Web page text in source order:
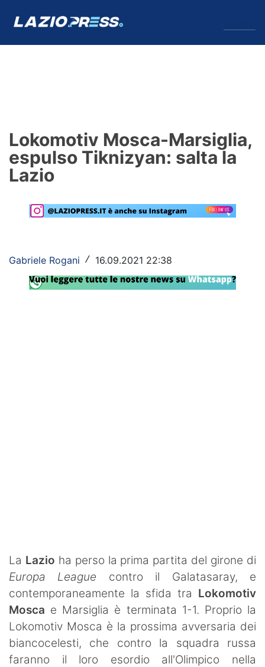
Formello
Infortuni
Primavera
Lazio Women
Rassegna Lazio
Contatti
Lokomotiv Mosca-Marsiglia,
espulso Tiknizyan: salta la
Lazio
Gabriele Rogani / 16.09.2021 22:38
La Lazio ha perso la prima partita del girone di
Europa League contro il Galatasaray, e
contemporaneamente la sfida tra Lokomotiv
Mosca e Marsiglia è terminata 1-1. Proprio la
Lokomotiv Mosca è la prossima avversaria dei
biancocelesti, che contro la squadra russa
faranno il loro esordio all'Olimpico nella